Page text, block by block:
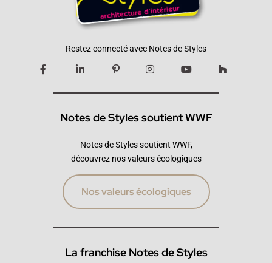
Restez connecté avec Notes de Styles
Notes de Styles soutient WWF
Notes de Styles soutient WWF,
découvrez nos valeurs écologiques
Nos valeurs écologiques
La franchise Notes de Styles